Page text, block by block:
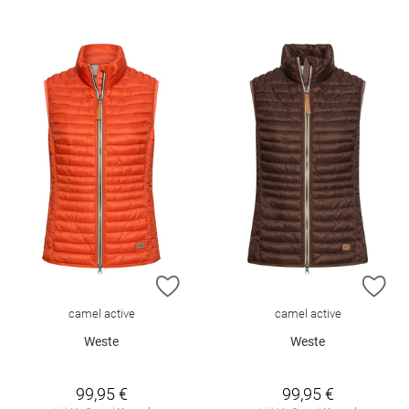
ZUR WUNSCHLISTE HINZUFÜGEN
camel active
Weste
99,95 €
camel active
Weste
99,95 €